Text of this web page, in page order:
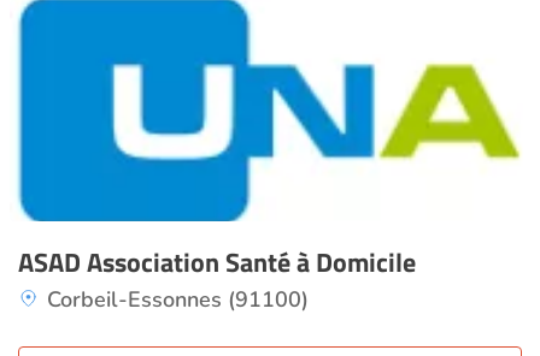
ASAD Association Santé à Domicile
Corbeil-Essonnes (91100)